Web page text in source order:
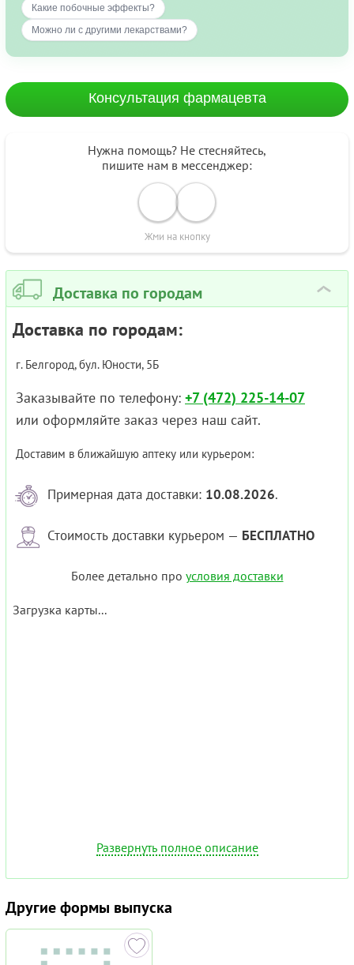
Какие побочные эффекты?
Можно ли с другими лекарствами?
Консультация фармацевта
Нужна помощь? Не стесняйтесь,
пишите нам в мессенджер:
Жми на кнопку
Доставка по городам ›
Доставка по городам:
г. Белгород, бул. Юности, 5Б
Заказывайте по телефону: +7 (472) 225-14-07
или оформляйте заказ через наш сайт.
Доставим в ближайшую аптеку или курьером:
Примерная дата доставки: 10.08.2026.
Стоимость доставки курьером — БЕСПЛАТНО
Более детально про условия доставки
Загрузка карты...
Развернуть полное описание
Другие формы выпуска